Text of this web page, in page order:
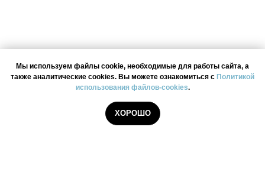
Мы используем файлы cookie, необходимые для работы сайта, а
также аналитические cookies. Вы можете ознакомиться с Политикой
использования файлов-cookies.
ХОРОШО